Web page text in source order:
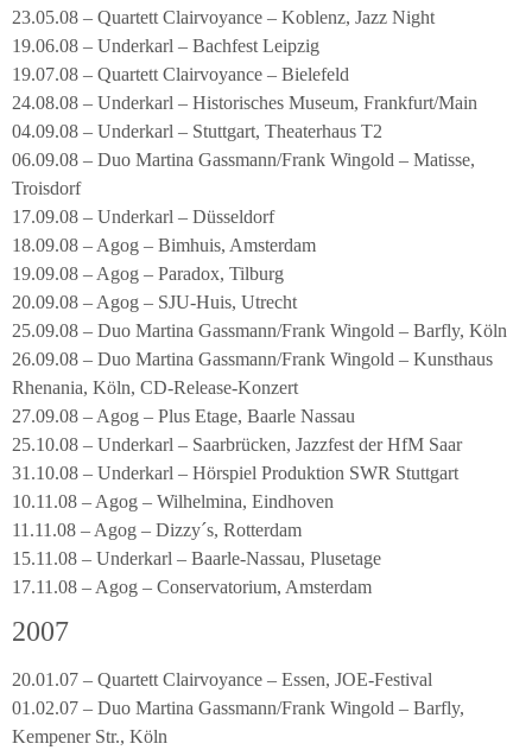
23.05.08 – Quartett Clairvoyance – Koblenz, Jazz Night
19.06.08 – Underkarl – Bachfest Leipzig
19.07.08 – Quartett Clairvoyance – Bielefeld
24.08.08 – Underkarl – Historisches Museum, Frankfurt/Main
04.09.08 – Underkarl – Stuttgart, Theaterhaus T2
06.09.08 – Duo Martina Gassmann/Frank Wingold – Matisse,
Troisdorf
17.09.08 – Underkarl – Düsseldorf
18.09.08 – Agog – Bimhuis, Amsterdam
19.09.08 – Agog – Paradox, Tilburg
20.09.08 – Agog – SJU-Huis, Utrecht
25.09.08 – Duo Martina Gassmann/Frank Wingold – Barfly, Köln
26.09.08 – Duo Martina Gassmann/Frank Wingold – Kunsthaus
Rhenania, Köln, CD-Release-Konzert
27.09.08 – Agog – Plus Etage, Baarle Nassau
25.10.08 – Underkarl – Saarbrücken, Jazzfest der HfM Saar
31.10.08 – Underkarl – Hörspiel Produktion SWR Stuttgart
10.11.08 – Agog – Wilhelmina, Eindhoven
11.11.08 – Agog – Dizzy´s, Rotterdam
15.11.08 – Underkarl – Baarle-Nassau, Plusetage
17.11.08 – Agog – Conservatorium, Amsterdam
2007
20.01.07 – Quartett Clairvoyance – Essen, JOE-Festival
01.02.07 – Duo Martina Gassmann/Frank Wingold – Barfly,
Kempener Str., Köln